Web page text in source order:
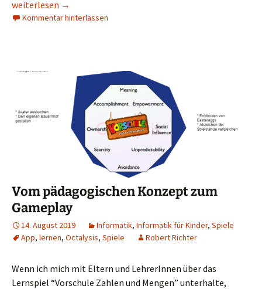
Achievements
weiterlesen →
Kommentar hinterlassen
Vom pädagogischen Konzept zum
Gameplay
14. August 2019 Informatik, Informatik für Kinder, Spiele
App, lernen, Octalysis, Spiele Robert Richter
Wenn ich mich mit Eltern und LehrerInnen über das
Lernspiel “Vorschule Zahlen und Mengen” unterhalte,